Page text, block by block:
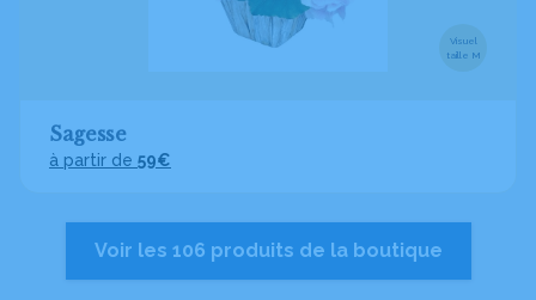
Visuel
taille M
Sagesse
à partir de 59€
Voir les 106 produits de la boutique